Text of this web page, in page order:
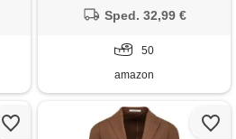
Sped. 32,99 €
50
amazon